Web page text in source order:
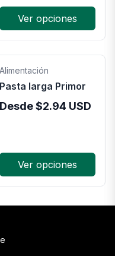
Ver opciones
Alimentación
Pasta larga Primor
Desde$2.94 USD
Ver opciones